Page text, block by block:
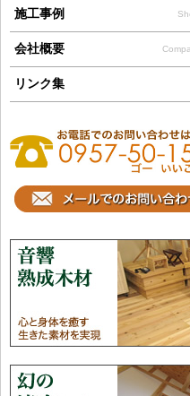
施工事例
会社概要
リンク集